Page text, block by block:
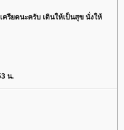
รียดนะครับ เดินให้เป็นสุข นั่งให้
น.